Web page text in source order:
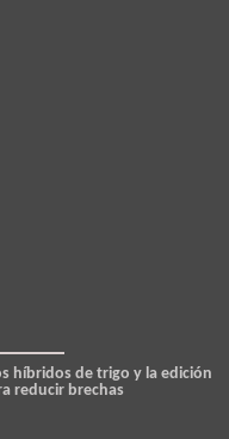
híbridos de trigo y la edición
reducir brechas